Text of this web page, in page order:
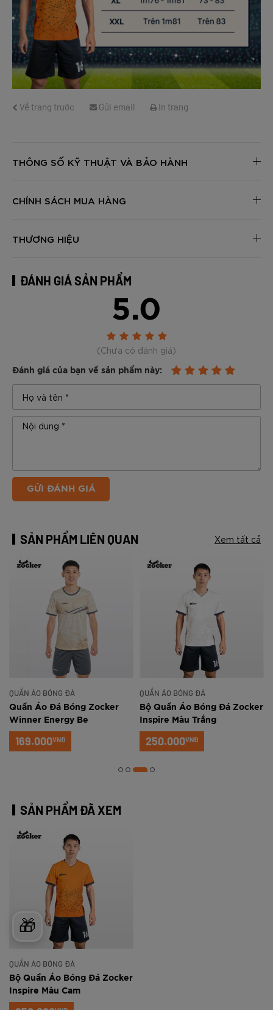
🎁
Về trang trước Gửi email In trang
THÔNG SỐ KỸ THUẬT VÀ BẢO HÀNH
CHÍNH SÁCH MUA HÀNG
THƯƠNG HIỆU
ĐÁNH GIÁ SẢN PHẨM
5.0
(Chưa có đánh giá)
Đánh giá của bạn về sản phẩm này:
GỬI ĐÁNH GIÁ
SẢN PHẨM LIÊN QUAN Xem tất cả
QUẦN ÁO BÓNG ĐÁ
Quần Áo Đá Bóng Zocker
Winner Energy Be
169.000VNĐ
QUẦN ÁO BÓNG ĐÁ
Bộ Quần Áo Bóng Đá Zocker
Inspire Màu Trắng
250.000VNĐ
SẢN PHẨM ĐÃ XEM
QUẦN ÁO BÓNG ĐÁ
Bộ Quần Áo Bóng Đá Zocker
Inspire Màu Cam